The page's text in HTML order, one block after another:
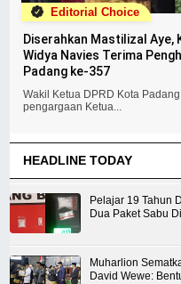
Editorial Choice
Diserahkan Mastilizal Aye,
Widya Navies Terima
Padang ke-357
Wakil Ketua DPRD Kota
pengargaan Ketua...
HEADLINE TODAY
Pelajar 19 Tahun
Dua Paket Sabu
Muharlion
David Wewe: